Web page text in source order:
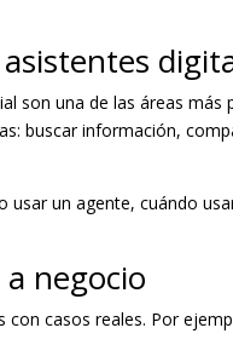
son una de las áreas
buscar información,
usar un agente, cuándo
negocio
casos reales. Por